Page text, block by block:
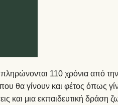
110 χρόνια από την
θα γίνουν και φέτος όπως
και μια εκπαιδευτική δράση